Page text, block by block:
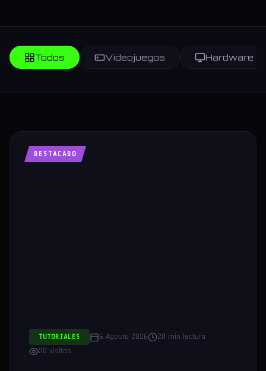
Todos Videojuegos Hardware
DESTACADO
TUTORIALES 6 Agosto 2026
20 min lectura
20 visitas